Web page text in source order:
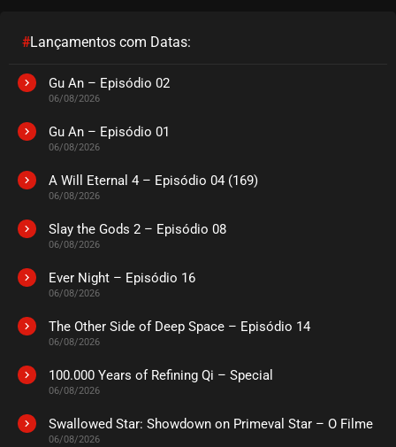
#Lançamentos com Datas:
Gu An – Episódio 02
06/08/2026
Gu An – Episódio 01
06/08/2026
A Will Eternal 4 – Episódio 04 (169)
06/08/2026
Slay the Gods 2 – Episódio 08
06/08/2026
Ever Night – Episódio 16
06/08/2026
The Other Side of Deep Space – Episódio 14
06/08/2026
100.000 Years of Refining Qi – Special
06/08/2026
Swallowed Star: Showdown on Primeval Star – O Filme
06/08/2026